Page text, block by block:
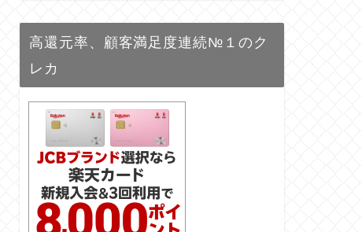
高還元率、顧客満足度連続№１のク
レカ